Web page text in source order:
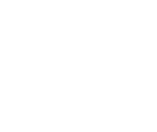
России на турниры